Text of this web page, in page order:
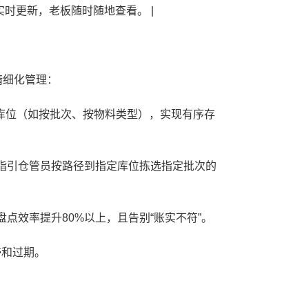
更新，老板随时随地查看。 |
化管理：
（如按批次、按物料类型），实现有序存
仓管员按路径到指定库位拣选指定批次的
率提升80%以上，且告别“账实不符”。
过期。